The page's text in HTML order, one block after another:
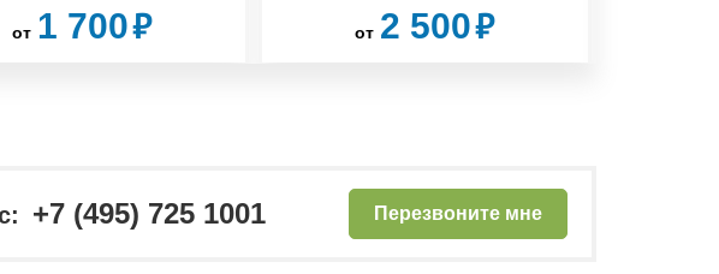
от 1 700₽ от 2 500₽
+7 (495) 725 1001 Перезвоните мне